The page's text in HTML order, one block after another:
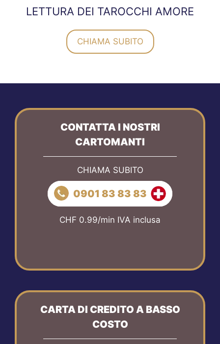
LETTURA DEI TAROCCHI AMORE
CHIAMA SUBITO
CONTATTA I NOSTRI
CARTOMANTI
CHIAMA SUBITO
0901 83 83 83
CHF 0.99/min IVA inclusa
CARTA DI CREDITO A BASSO
COSTO